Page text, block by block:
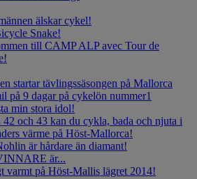
älskar cykel!
Snake!
till CAMP ALP avec Tour de
startar tävlingssäsongen på Mallorca
på 9 dagar på cykelön nummer1
min stora idol!
42 och 43 kan du cykla, bada och njuta i
värme på Höst-Mallorca!
är hårdare än diamant!
är...
varmt på Höst-Mallis lägret 2014!